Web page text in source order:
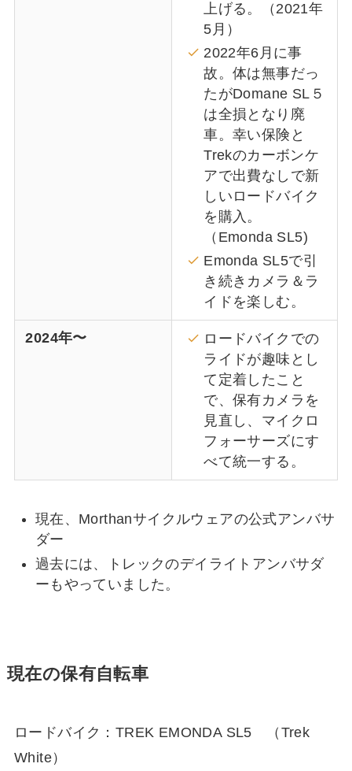
上げる。（2021年
5月）
2022年6月に事
故。体は無事だっ
たがDomane SL５
は全損となり廃
車。幸い保険と
Trekのカーボンケ
アで出費なしで新
しいロードバイク
を購入。
（Emonda SL5)
Emonda SL5で引
き続きカメラ＆ラ
イドを楽しむ。
2024年〜
ロードバイクでの
ライドが趣味とし
て定着したこと
で、保有カメラを
見直し、マイクロ
フォーサーズにす
べて統一する。
現在、Morthanサイクルウェアの公式アンバサ
ダー
過去には、トレックのデイライトアンバサダ
ーもやっていました。
現在の保有自転車
ロードバイク：TREK EMONDA SL5 （Trek
White）